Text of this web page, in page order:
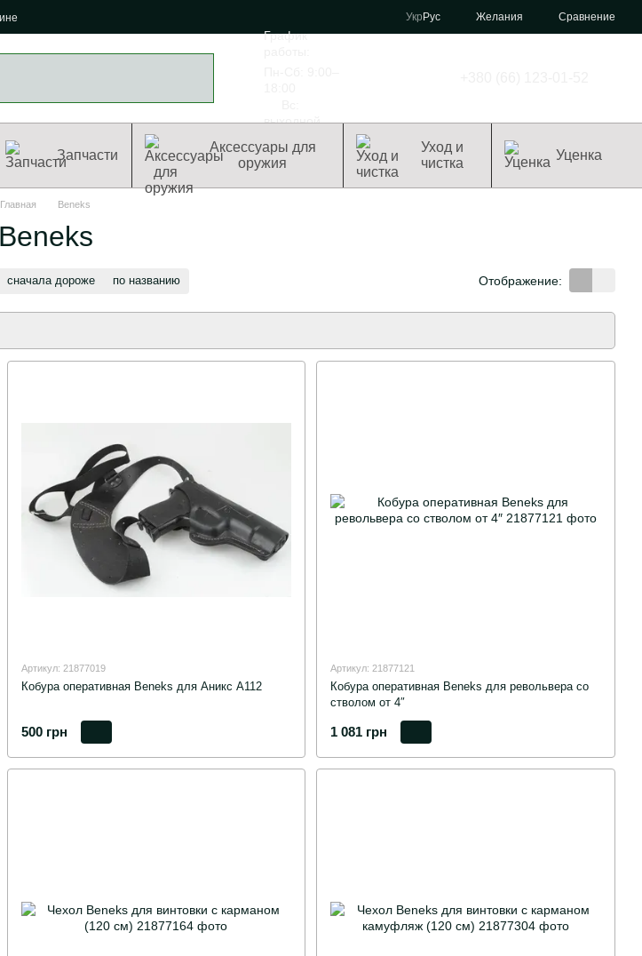
Укр Рус Желания Сравнение
График
выходной
Запчасти
Аксессуары для
оружия
Уход и
чистка
Уценка
Главная Beneks
Beneks
сначала дороже по названию Отображение:
Артикул: 21877019
Кобура оперативная Beneks для Аникс A112
500 грн
Артикул: 21877121
Кобура оперативная Beneks для револьвера со
стволом от 4″
1 081 грн